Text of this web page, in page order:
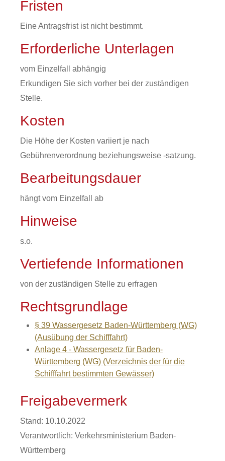
Fristen
Eine Antragsfrist ist nicht bestimmt.
Erforderliche Unterlagen
vom Einzelfall abhängig
Erkundigen Sie sich vorher bei der zuständigen
Stelle.
Kosten
Die Höhe der Kosten variiert je nach
Gebührenverordnung beziehungsweise -satzung.
Bearbeitungsdauer
hängt vom Einzelfall ab
Hinweise
s.o.
Vertiefende Informationen
von der zuständigen Stelle zu erfragen
Rechtsgrundlage
§ 39 Wassergesetz Baden-Württemberg (WG)
(Ausübung der Schifffahrt)
Anlage 4 - Wassergesetz für Baden-
Württemberg (WG) (Verzeichnis der für die
Schifffahrt bestimmten Gewässer)
Freigabevermerk
Stand: 10.10.2022
Verantwortlich: Verkehrsministerium Baden-
Württemberg